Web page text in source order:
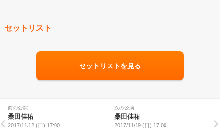
セットリスト
セットリストを見る
前の公演
桑田佳祐
2017/11/12 (日) 17:00
次の公演
桑田佳祐
2017/11/19 (日) 17:00